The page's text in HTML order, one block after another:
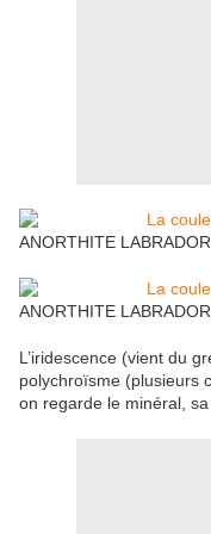
ANORTHITE
ANORTHITE
L’iridescence (vient du
polychroïsme (plusieurs
on regarde le minéral, sa